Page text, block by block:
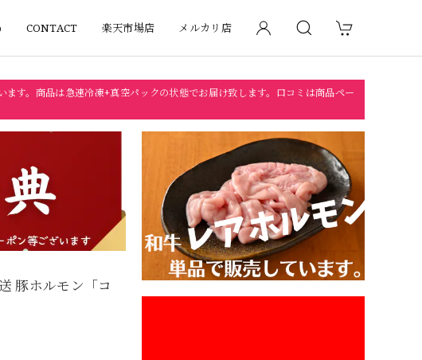
CONTACT 楽天市場店 メルカリ店
す。商品は急速冷凍+真空パックの状態でお届け致します。口コミは商品ペー
豚ホルモン「コ